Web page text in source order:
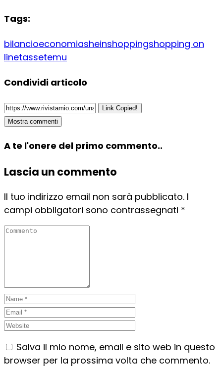
Tags:
bilancioeconomiasheinshoppingshopping on
linetassetemu
Condividi articolo
Link Copied!
Mostra commenti
A te l'onere del primo commento..
Lascia un commento
Il tuo indirizzo email non sarà pubblicato. I
campi obbligatori sono contrassegnati *
Salva il mio nome, email e sito web in questo
browser per la prossima volta che commento.